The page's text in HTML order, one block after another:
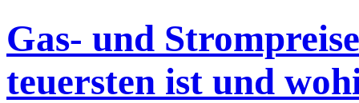
Gas- und
teuersten ist und